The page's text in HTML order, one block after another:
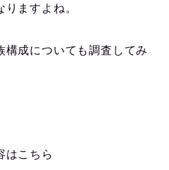
ますよね。
構成についても調査してみ
はこちら